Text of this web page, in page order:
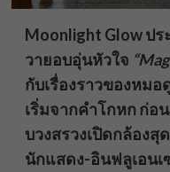
Moonlight Glow ป
วายอบอุ่นหัวใจ
กับเรื่องราวของหม
เริ่มจากคำโกหก ก่อ
บวงสรวงเปิดกล้อง
นักแสดง-อินฟลูเอน